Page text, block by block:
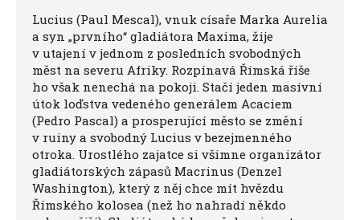
Lucius (Paul Mescal), vnuk císaře Marka Aurelia
a syn „prvního“ gladiátora Maxima, žije
v utajení v jednom z posledních svobodných
měst na severu Afriky. Rozpínavá Římská říše
ho však nenechá na pokoji. Stačí jeden masívní
útok loďstva vedeného generálem Acaciem
(Pedro Pascal) a prosperující město se změní
v ruiny a svobodný Lucius v bezejmenného
otroka. Urostlého zajatce si všimne organizátor
gladiátorských zápasů Macrinus (Denzel
Washington), který z něj chce mít hvězdu
Římského kolosea (než ho nahradí někdo